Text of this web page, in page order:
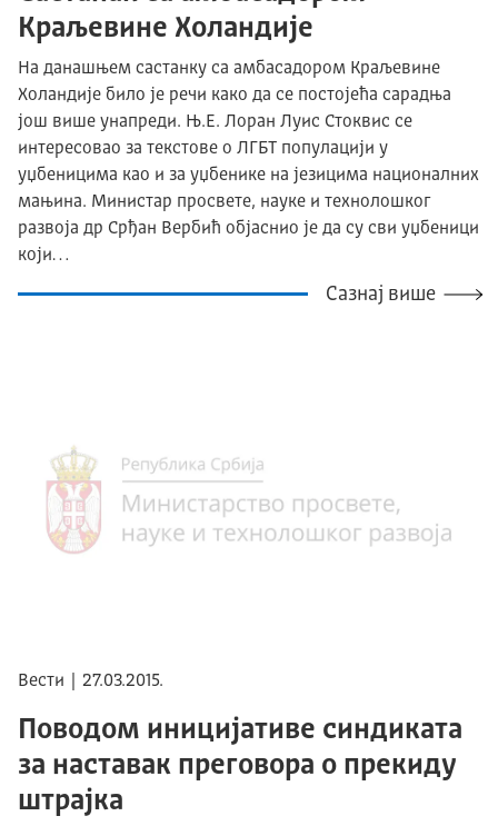
Краљевине Холандије
На данашњем састанку са амбасадором Краљевине
Холандије било је речи како да се постојећа сарадња
још више унапреди. Њ.Е. Лоран Луис Стоквис се
интересовао за текстове о ЛГБТ популацији у
уџбеницима као и за уџбенике на језицима националних
мањина. Министар просвете, науке и технолошког
развоја др Срђан Вербић објаснио је да су сви уџбеници
који…
Сазнај више
Вести | 27.03.2015.
Поводом иницијативе синдиката
за наставак преговора о прекиду
штрајка